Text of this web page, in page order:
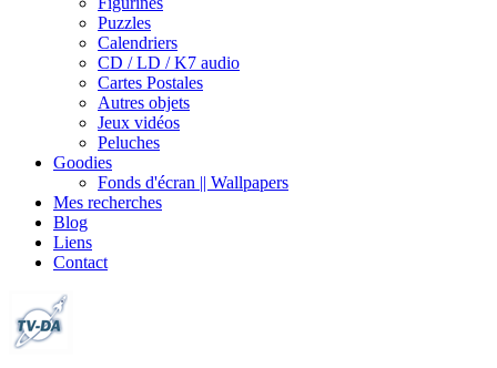
Puzzles
Calendriers
CD / LD / K7 audio
Cartes Postales
Autres objets
Jeux vidéos
Peluches
Goodies
Fonds d'écran || Wallpapers
Mes recherches
Blog
Liens
Contact